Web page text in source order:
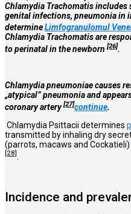
Chlamydia Trachomatis
genital infections, pneumonia in
determineLimfogranulomul
Chlamydia Trachomatis are
to perinatal in the newborn [26].
Chlamydia pneumoniae causes
„atypical” pneumonia and
coronary artery[27]continue.
Chlamydia Psittacii determines
transmitted by inhaling dry
(parrots, macaws and
[28]
Incidence and